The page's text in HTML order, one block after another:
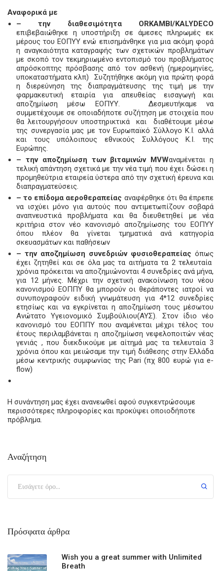
Αναφορικά με
– την διαθεσιμότητα ORKAMBI/ΚΑLYDECO
επιβεβαιώθηκε η υποστήριξη σε άμεσες πληρωμές εκ
μέρους του ΕΟΠΥΥ ενώ επισημάνθηκε για μια ακόμη φορά
η αναγκαιότητα καταγραφής των σχετικών προβλημάτων
με σκοπό τον τεκμηριωμένο εντοπισμό του προβλήματος
απρόσκοπτης πρόσβασης από τον ασθενή (ημερομηνίες,
υποκαταστήματα κλπ) Συζητήθηκε ακόμη για πρώτη φορά
η διερεύνηση της διαπραγμάτευσης της τιμή με την
φαρμακευτική εταιρία για απευθείας εισαγωγή και
αποζημίωση μέσω ΕΟΠΥΥ. Δεσμευτήκαμε να
συμμετέχουμε σε οποιαδήποτε συζήτηση με στοιχεία που
θα λειτουργήσουν υποστηρικτικά και διαθέτουμε μέσω
της συνεργασία μας με τον Ευρωπαϊκό Σύλλογο Κ.Ι. αλλά
και τους υπόλοιπους εθνικούς Συλλόγους Κ.Ι. της
Ευρώπης.
– την αποζημίωση των βιταμινών MVWαναμένεται η
τελική απάντηση σχετικά με την νέα τιμή που έχει δώσει η
προμηθεύτρια εταιρεία ύστερα από την σχετική έρευνα και
διαπραγματεύσεις.
– το επίδομα αεροθεραπείας αναφέρθηκε ότι θα έπρεπε
να ισχύει μόνο για αυτούς που αντιμετωπίζουν σοβαρά
αναπνευστικά προβλήματα και θα διευθετηθεί με νέα
κριτήρια στον νέο κανονισμό αποζημίωσης του ΕΟΠΥΥ
όπου πλέον θα γίνεται τμηματικά ανά κατηγορία
σκευασμάτων και παθήσεων
– την αποζημίωση συνεδριών φυσιοθεραπείας όπως
έχει ζητηθεί και σε όλα μας τα αιτήματα τα 2 τελευταία
χρόνια πρόκειται να αποζημιώνονται 4 συνεδρίες ανά μήνα,
για 12 μήνες. Μέχρι την σχετική ανακοίνωση του νέου
κανονισμού ΕΟΠΠΥ θα μπορούν οι θεράποντες ιατροί να
συνυπογραφούν ειδική γνωμάτευση για 4*12 συνεδρίες
ετησίως και να εγκρίνεται η αποζημίωση τους μέσωτου
Ανώτατο Υγειονομικό Συμβούλιου(ΑΥΣ). Στον ίδιο νέο
κανονισμό του ΕΟΠΠΥ που αναμένεται μέχρι τέλος του
έτους περιλαμβάνεται η αποζημίωση νεφελοποιτών νέας
γενιάς , που διεκδικούμε με αίτημά μας τα τελευταία 3
χρόνια όπου και μειώσαμε την τιμή διάθεσης στην Ελλάδα
μέσω κεντρικής συμφωνίας της Pari (πχ 800 ευρώ για e-
flow)
Η συνάντηση μας έχει ανανεωθεί αφού συγκεντρώσουμε
περισσότερες πληροφορίες και προκύψει οποιοδήποτε
πρόβλημα.
Αναζήτηση
Πρόσφατα άρθρα
Wish you a great summer with Unlimited
Breath